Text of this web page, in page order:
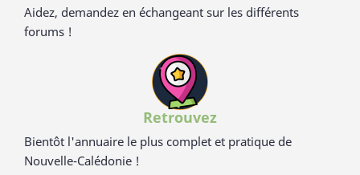
Aidez, demandez en échangeant sur les différents
forums !
Retrouvez
Bientôt l'annuaire le plus complet et pratique de
Nouvelle-Calédonie !